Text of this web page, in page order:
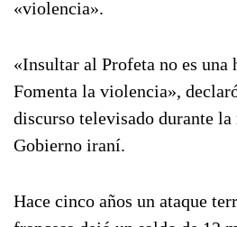
«violencia».
«Insultar al Profeta no es una
Fomenta la violencia»,
discurso televisado durante la
Gobierno iraní.
Hace cinco años un ataque